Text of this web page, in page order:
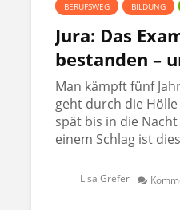
BERUFSWEG BILDUNG
Jura: Das
bestanden –
Man kämpft fünf
geht durch die
spät bis in die
einem Schlag ist
Lisa Grefer